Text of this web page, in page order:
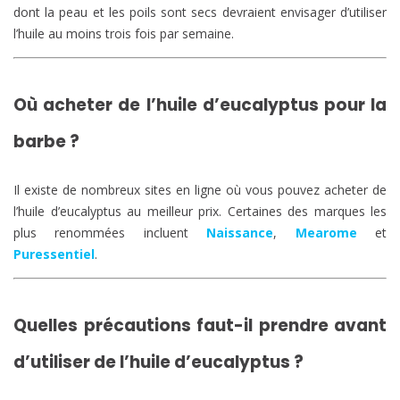
dont la peau et les poils sont secs devraient envisager d’utiliser
l’huile au moins trois fois par semaine.
Où acheter de l’huile d’eucalyptus pour la
barbe ?
Il existe de nombreux sites en ligne où vous pouvez acheter de
l’huile d’eucalyptus au meilleur prix. Certaines des marques les
plus renommées incluent Naissance, Mearome et
Puressentiel.
Quelles précautions faut-il prendre avant
d’utiliser de l’huile d’eucalyptus ?